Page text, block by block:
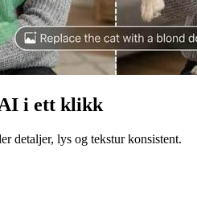
i ett klikk
detaljer, lys og tekstur konsistent.